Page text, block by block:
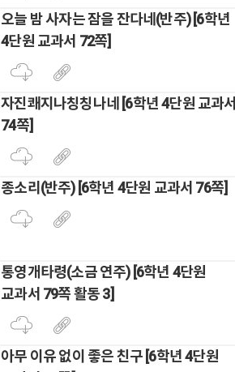
오늘 밤 사자는 잠을 잔다네(반주) [6학년
4단원 교과서 72쪽]
자진쾌지나칭칭나네 [6학년 4단원 교과서
74쪽]
종소리(반주) [6학년 4단원 교과서 76쪽]
통영개타령(소금 연주) [6학년 4단원
교과서 79쪽 활동 3]
아무 이유 없이 좋은 친구 [6학년 4단원